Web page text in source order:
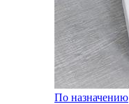
По назначению